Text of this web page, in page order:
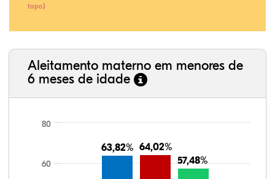
topo)
Aleitamento materno em menores de
6 meses de idade
63,82%
63,82% 64,02%
64,02%
57,48%
57,48%
60
80